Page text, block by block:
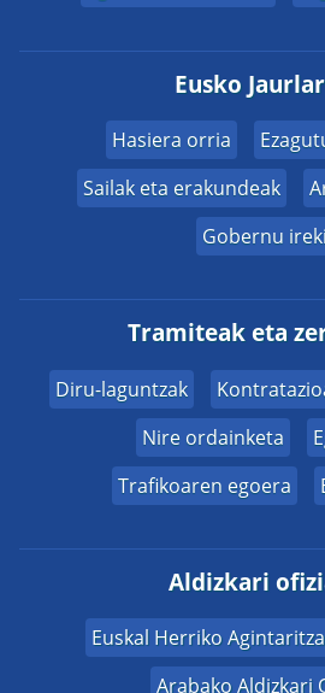
Eusko
Hasiera orria
Sailak eta erakundeak
Gobernu
Tramiteak eta
Diru-laguntzak
Nire ordainketa
Trafikoaren egoera
Aldizkari
Euskal Herriko
Arabako Aldizkari